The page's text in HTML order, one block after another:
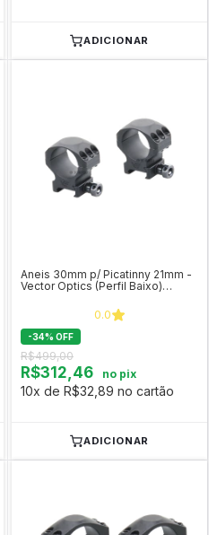
ADICIONAR
Aneis 30mm p/ Picatinny 21mm -
Vector Optics (Perfil Baixo)
0.0
-34% OFF
R$499,00
R$312,46 no pix
10x de R$32,89 no cartão
ADICIONAR